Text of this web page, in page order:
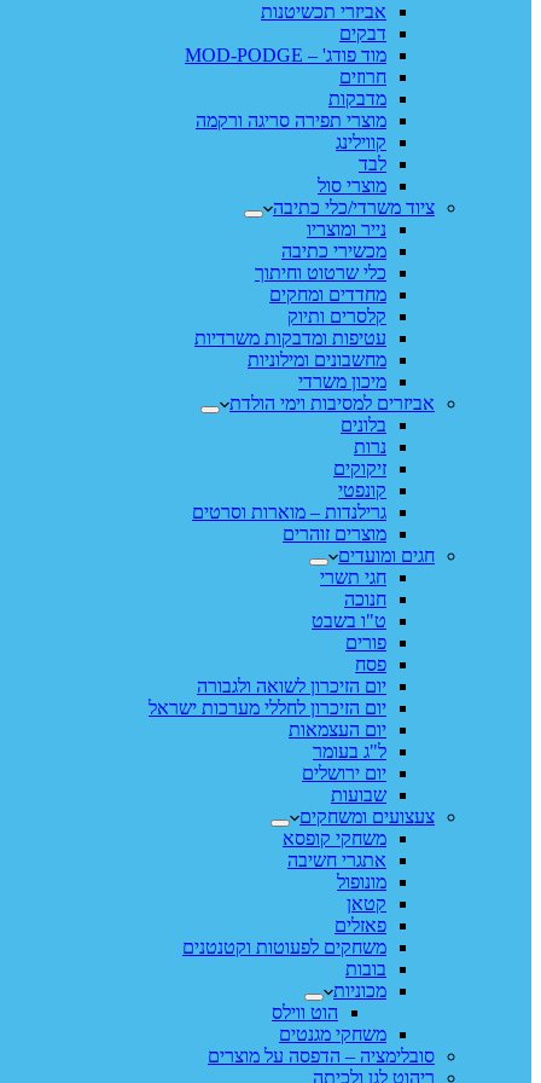
אביזרי תכשיטנות
דבקים
מוד פודג' – MOD-PODGE
חרוזים
מדבקות
מוצרי תפירה סריגה ורקמה
קווילינג
לבד
מוצרי סול
ציוד משרדי/כלי כתיבה
נייר ומוצריו
מכשירי כתיבה
כלי שרטוט וחיתוך
מחדדים ומחקים
קלסרים ותיוק
עטיפות ומדבקות משרדיות
מחשבונים ומילוניות
מיכון משרדי
אביזרים למסיבות וימי הולדת
בלונים
נרות
זיקוקים
קונפטי
גרילנדות – מוארות וסרטים
מוצרים זוהרים
חגים ומועדים
חגי תשרי
חנוכה
ט"ו בשבט
פורים
פסח
יום הזיכרון לשואה ולגבורה
יום הזיכרון לחללי מערכות ישראל
יום העצמאות
ל"ג בעומר
יום ירושלים
שבועות
צעצועים ומשחקים
משחקי קופסא
אתגרי חשיבה
מונופול
קטאן
פאזלים
משחקים לפעוטות וקטנטנים
בובות
מכוניות
הוט ווילס
משחקי מגנטים
סובלימציה – הדפסה על מוצרים
ריהוט לגן ולכיתה